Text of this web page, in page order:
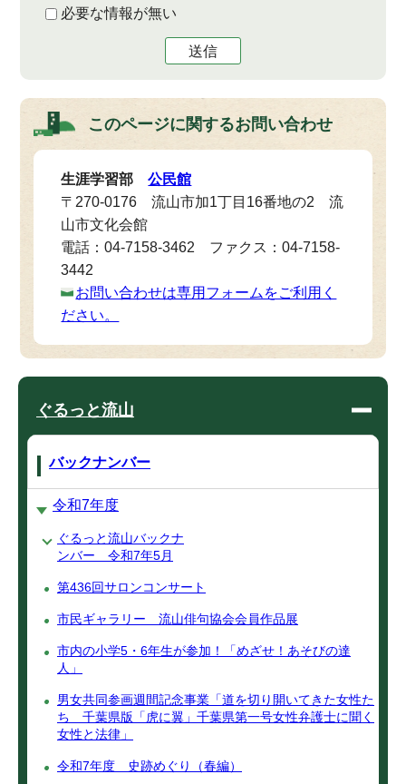
必要な情報が無い
送信
このページに関するお問い合わせ
生涯学習部公民館
〒270-0176 流山市加1丁目16番地の2 流
山市文化会館
電話：04-7158-3462 ファクス：04-7158-
3442
お問い合わせは専用フォームをご利用く
ださい。
ぐるっと流山
バックナンバー
令和7年度
ぐるっと流山バックナ
ンバー 令和7年5月
第436回サロンコンサート
市民ギャラリー 流山俳句協会会員作品展
市内の小学5・6年生が参加！「めざせ！あそびの達
人」
男女共同参画週間記念事業「道を切り開いてきた女性た
ち 千葉県版「虎に翼」千葉県第一号女性弁護士に聞く
女性と法律」
令和7年度 史跡めぐり（春編）